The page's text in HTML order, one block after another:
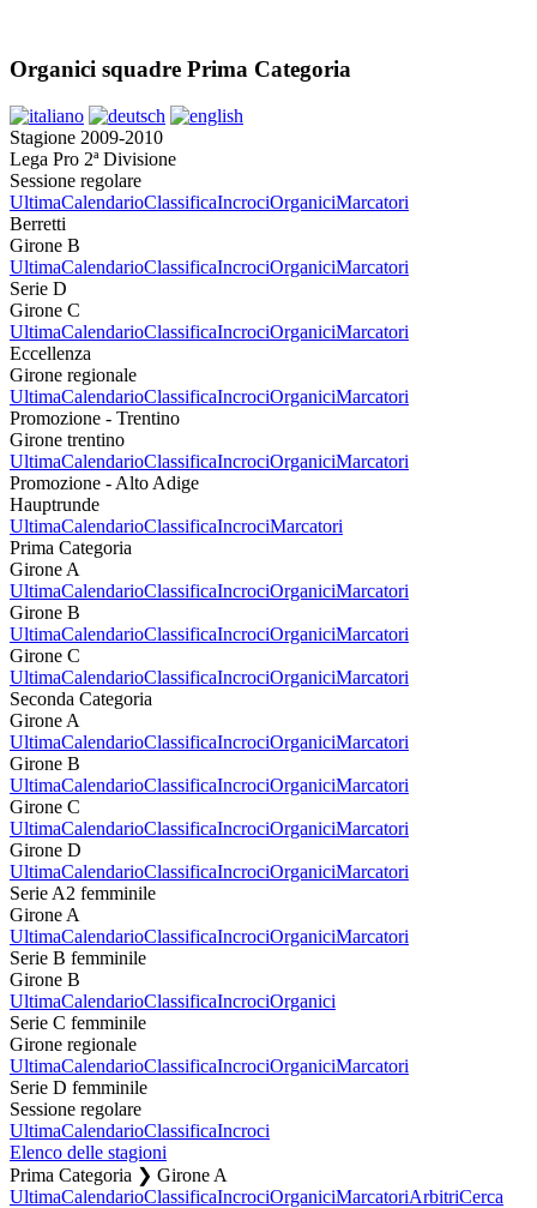
Organici squadre Prima Categoria
Stagione 2009-2010
Lega Pro 2ª Divisione
Sessione regolare
UltimaCalendarioClassificaIncrociOrganiciMarcatori
Berretti
Girone B
UltimaCalendarioClassificaIncrociOrganiciMarcatori
Serie D
Girone C
UltimaCalendarioClassificaIncrociOrganiciMarcatori
Eccellenza
Girone regionale
UltimaCalendarioClassificaIncrociOrganiciMarcatori
Promozione - Trentino
Girone trentino
UltimaCalendarioClassificaIncrociOrganiciMarcatori
Promozione - Alto Adige
Hauptrunde
UltimaCalendarioClassificaIncrociMarcatori
Prima Categoria
Girone A
UltimaCalendarioClassificaIncrociOrganiciMarcatori
Girone B
UltimaCalendarioClassificaIncrociOrganiciMarcatori
Girone C
UltimaCalendarioClassificaIncrociOrganiciMarcatori
Seconda Categoria
Girone A
UltimaCalendarioClassificaIncrociOrganiciMarcatori
Girone B
UltimaCalendarioClassificaIncrociOrganiciMarcatori
Girone C
UltimaCalendarioClassificaIncrociOrganiciMarcatori
Girone D
UltimaCalendarioClassificaIncrociOrganiciMarcatori
Serie A2 femminile
Girone A
UltimaCalendarioClassificaIncrociOrganiciMarcatori
Serie B femminile
Girone B
UltimaCalendarioClassificaIncrociOrganici
Serie C femminile
Girone regionale
UltimaCalendarioClassificaIncrociOrganiciMarcatori
Serie D femminile
Sessione regolare
UltimaCalendarioClassificaIncroci
Elenco delle stagioni
Prima Categoria ❯ Girone A
UltimaCalendarioClassificaIncrociOrganiciMarcatoriArbitriCerca